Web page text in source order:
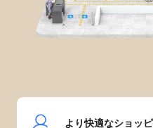
より快適なショッ